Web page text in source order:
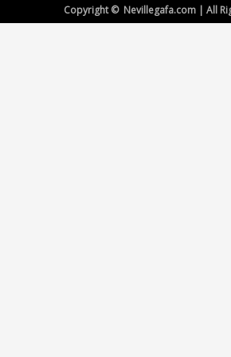
Copyright © Nevillegafa.com | All